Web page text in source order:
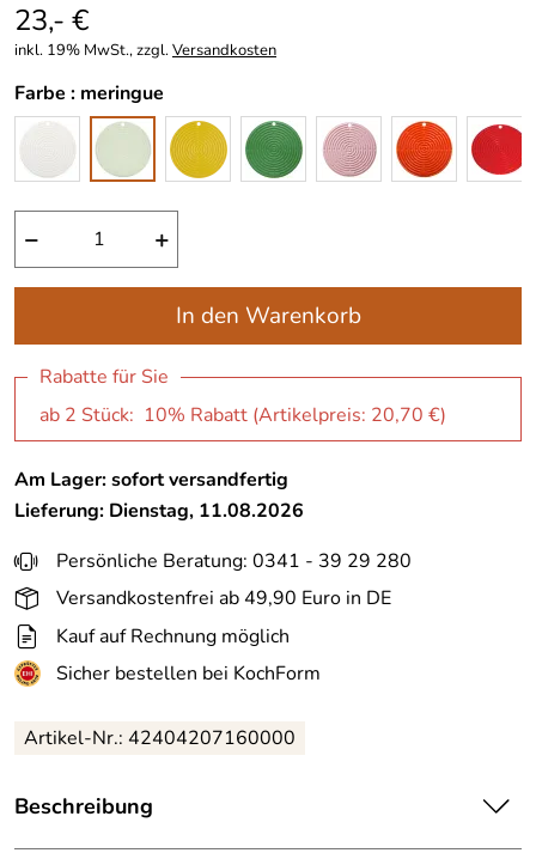
23,- €
inkl. 19% MwSt., zzgl.Versandkosten
Farbe : meringue
− +
In den Warenkorb
Rabatte für Sie
ab 2 Stück: 10% Rabatt (Artikelpreis: 20,70 €)
Am Lager: sofort versandfertig
Lieferung: Dienstag, 11.08.2026
Persönliche Beratung: 0341 - 39 29 280
Versandkostenfrei ab 49,90 Euro in DE
Kauf auf Rechnung möglich
Sicher bestellen bei KochForm
Artikel-Nr.: 42404207160000
Beschreibung